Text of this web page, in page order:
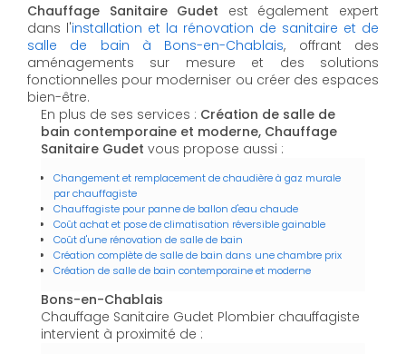
Chauffage Sanitaire Gudet est également expert
dans l'installation et la rénovation de sanitaire et de
salle de bain à Bons-en-Chablais, offrant des
aménagements sur mesure et des solutions
fonctionnelles pour moderniser ou créer des espaces
bien-être.
En plus de ses services : Création de salle de
bain contemporaine et moderne, Chauffage
Sanitaire Gudet vous propose aussi :
Changement et remplacement de chaudière à gaz murale
par chauffagiste
Chauffagiste pour panne de ballon d'eau chaude
Coût achat et pose de climatisation réversible gainable
Coût d'une rénovation de salle de bain
Création complète de salle de bain dans une chambre prix
Création de salle de bain contemporaine et moderne
Bons-en-Chablais
Chauffage Sanitaire Gudet Plombier chauffagiste
intervient à proximité de :